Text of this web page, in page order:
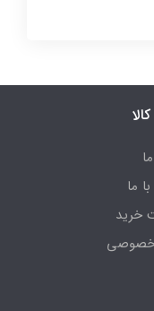
ما
خرید
خصوصی